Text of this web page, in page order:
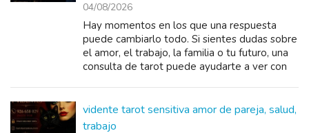
04/08/2026
Hay momentos en los que una respuesta
puede cambiarlo todo. Si sientes dudas sobre
el amor, el trabajo, la familia o tu futuro, una
consulta de tarot puede ayudarte a ver con
vidente tarot sensitiva amor de pareja, salud,
trabajo